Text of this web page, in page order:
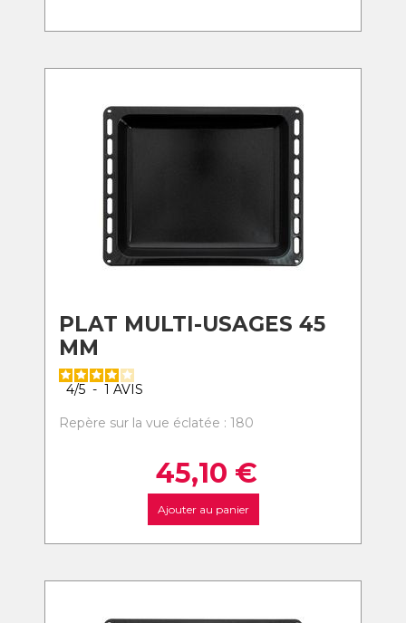
PLAT MULTI-USAGES 45
MM
4/5 - 1 AVIS
Repère sur la vue éclatée : 180
45,10 €
Ajouter au panier